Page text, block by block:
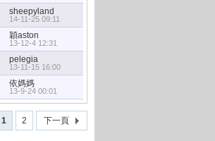
sheepyland
14-11-25 09:11
穎aston
13-12-4 12:31
pelegia
13-11-15 16:00
依媽媽
13-9-24 00:01
1 2 下一頁